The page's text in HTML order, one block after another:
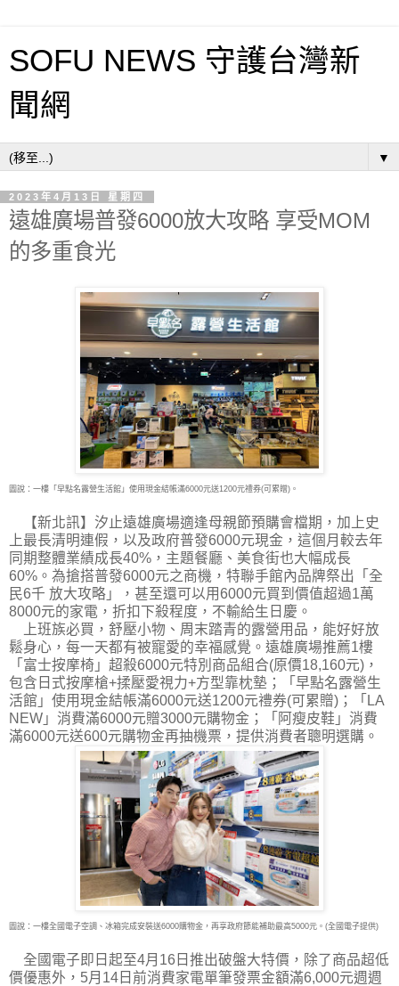
SOFU NEWS 守護台灣新
聞網
▼
2023年4月13日 星期四
遠雄廣場普發6000放大攻略 享受MOM
的多重食光
圖說：一樓「早點名露營生活館」使用現金結帳滿6000元送1200元禮券(可累贈)。
【新北訊】汐止遠雄廣場適逢母親節預購會檔期，加上史
上最長清明連假，以及政府普發6000元現金，這個月較去年
同期整體業績成長40%，主題餐廳、美食街也大幅成長
60%。為搶搭普發6000元之商機，特聯手館內品牌祭出「全
民6千 放大攻略」，甚至還可以用6000元買到價值超過1萬
8000元的家電，折扣下殺程度，不輸給生日慶。
上班族必買，舒壓小物、周末踏青的露營用品，能好好放
鬆身心，每一天都有被寵愛的幸福感覺。遠雄廣場推薦1樓
「富士按摩椅」超殺6000元特別商品組合(原價18,160元)，
包含日式按摩槍+揉壓愛視力+方型靠枕墊；「早點名露營生
活館」使用現金結帳滿6000元送1200元禮券(可累贈)；「LA
NEW」消費滿6000元贈3000元購物金；「阿瘦皮鞋」消費
滿6000元送600元購物金再抽機票，提供消費者聰明選購。
圖說：一樓全國電子空調、冰箱完成安裝送6000購物金，再享政府節能補助最高5000元。(全國電子提供)
全國電子即日起至4月16日推出破盤大特價，除了商品超低
價優惠外，5月14日前消費家電單筆發票金額滿6,000元週週